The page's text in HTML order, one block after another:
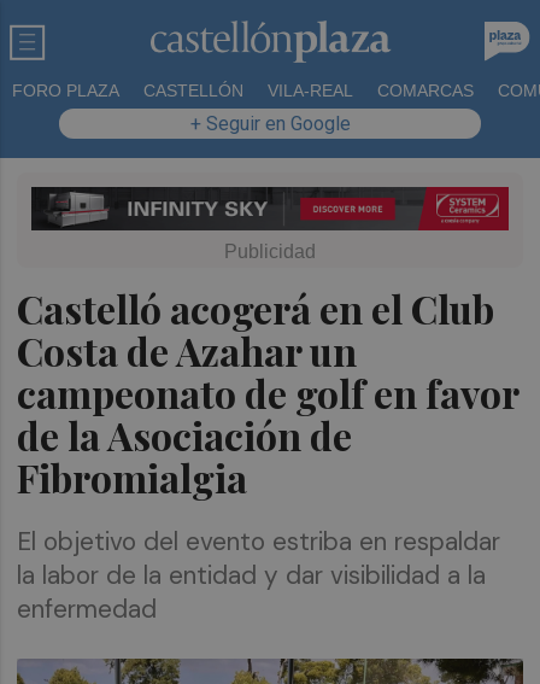
FORO PLAZA CASTELLÓN VILA-REAL COMARCAS
+ Seguir en Google
Castelló acogerá en el Club
Costa de Azahar un
campeonato de golf en favor
de la Asociación de
Fibromialgia
El objetivo del evento estriba en respaldar
la labor de la entidad y dar visibilidad a la
enfermedad